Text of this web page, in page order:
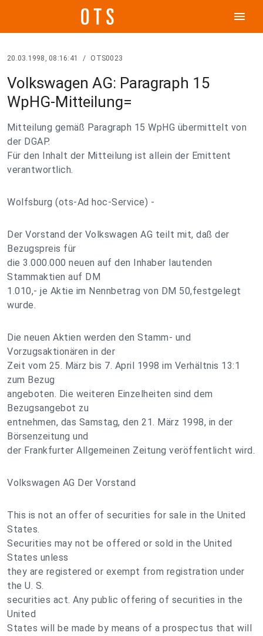
menu
20.03.1998, 08:16:41 / OTS0023
Volkswagen AG: Paragraph 15
WpHG-Mitteilung=
Mitteilung gemäß Paragraph 15 WpHG übermittelt von
der DGAP.
Für den Inhalt der Mitteilung ist allein der Emittent
verantwortlich.
Wolfsburg (ots-Ad hoc-Service) -
Der Vorstand der Volkswagen AG teilt mit, daß der
Bezugspreis für
die 3.000.000 neuen auf den Inhaber lautenden
Stammaktien auf DM
1.010,- je Aktie im Nennbetrag von DM 50,festgelegt
wurde.
Die neuen Aktien werden den Stamm- und
Vorzugsaktionären in der
Zeit vom 25. März bis 7. April 1998 im Verhältnis 13:1
zum Bezug
angeboten. Die weiteren Einzelheiten sind dem
Bezugsangebot zu
entnehmen, das Samstag, den 21. März 1998, in der
Börsenzeitung und
der Frankfurter Allgemeinen Zeitung veröffentlicht wird.
Volkswagen AG Der Vorstand
This is not an offer of securities for sale in the United
States.
Securities may not be offered or sold in the United
States unless
they are registered or exempt from registration under
the U. S.
securities act. Any public offering of securities in the
United
States will be made by means of a prospectus that will